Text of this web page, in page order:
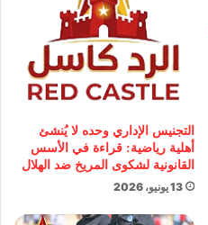
التجنيس الإداري وحده لا يُنشئ
أهلية رياضية: قراءة في الأسس
القانونية لشكوى المريخ ضد الهلال
13 يونيو، 2026